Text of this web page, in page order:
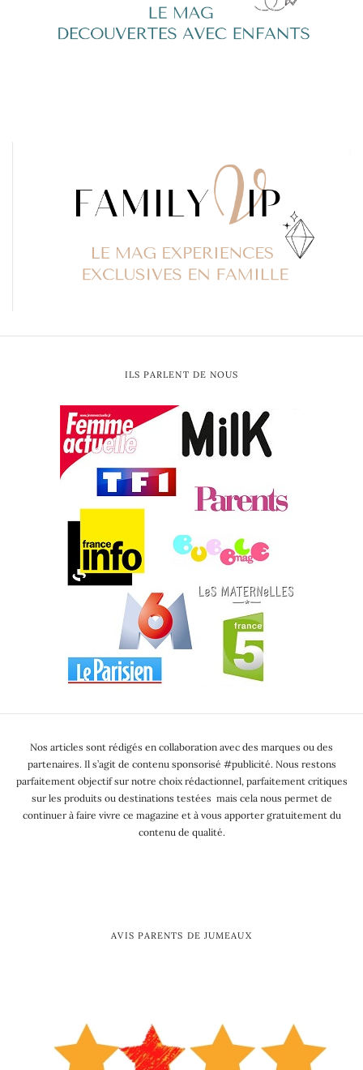
ILS PARLENT DE NOUS
Nos articles sont rédigés en collaboration avec des marques ou des
partenaires. Il s’agit de contenu sponsorisé #publicité. Nous restons
parfaitement objectif sur notre choix rédactionnel, parfaitement critiques
sur les produits ou destinations testées mais cela nous permet de
continuer à faire vivre ce magazine et à vous apporter gratuitement du
contenu de qualité.
AVIS PARENTS DE JUMEAUX